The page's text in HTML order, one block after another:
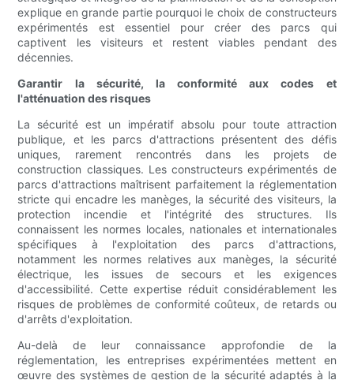
explique en grande partie pourquoi le choix de constructeurs
expérimentés est essentiel pour créer des parcs qui
captivent les visiteurs et restent viables pendant des
décennies.
Garantir la sécurité, la conformité aux codes et
l'atténuation des risques
La sécurité est un impératif absolu pour toute attraction
publique, et les parcs d'attractions présentent des défis
uniques, rarement rencontrés dans les projets de
construction classiques. Les constructeurs expérimentés de
parcs d'attractions maîtrisent parfaitement la réglementation
stricte qui encadre les manèges, la sécurité des visiteurs, la
protection incendie et l'intégrité des structures. Ils
connaissent les normes locales, nationales et internationales
spécifiques à l'exploitation des parcs d'attractions,
notamment les normes relatives aux manèges, la sécurité
électrique, les issues de secours et les exigences
d'accessibilité. Cette expertise réduit considérablement les
risques de problèmes de conformité coûteux, de retards ou
d'arrêts d'exploitation.
Au-delà de leur connaissance approfondie de la
réglementation, les entreprises expérimentées mettent en
œuvre des systèmes de gestion de la sécurité adaptés à la